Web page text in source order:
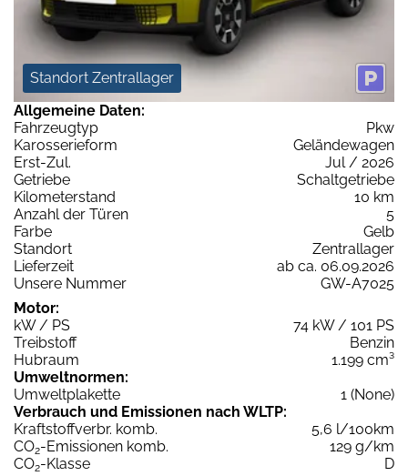
Standort Zentrallager
Allgemeine Daten:
Fahrzeugtyp
Pkw
Karosserieform
Geländewagen
Erst-Zul.
Jul / 2026
Getriebe
Schaltgetriebe
Kilometerstand
10 km
Anzahl der Türen
5
Farbe
Gelb
Standort
Zentrallager
Lieferzeit
ab ca. 06.09.2026
Unsere Nummer
GW-A7025
Motor:
kW / PS
74 kW / 101 PS
Treibstoff
Benzin
Hubraum
1.199 cm³
Umweltnormen:
Umweltplakette
1 (None)
Verbrauch und Emissionen nach WLTP:
Kraftstoffverbr. komb.
5,6 l/100km
CO2-Emissionen komb.
129 g/km
CO2-Klasse
D